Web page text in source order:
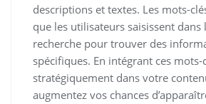
descriptions et textes. Les mots-
que les utilisateurs saisissent dans
recherche pour trouver des
spécifiques. En intégrant ces mots-
stratégiquement dans votre
augmentez vos chances